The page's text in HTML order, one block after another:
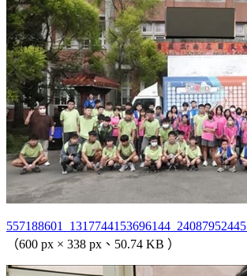
（600 px × 338 px、50.74 KB ）